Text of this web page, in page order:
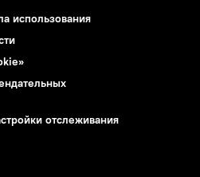
использования
отслеживания